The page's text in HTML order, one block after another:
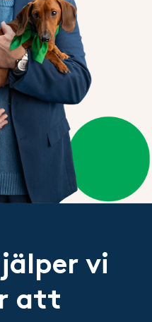
vi
att